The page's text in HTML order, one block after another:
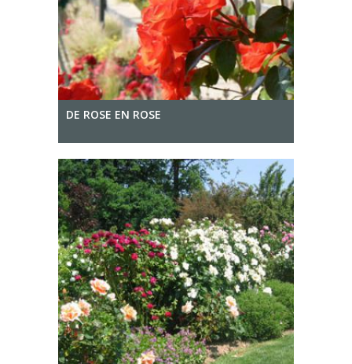
DE ROSE EN ROSE